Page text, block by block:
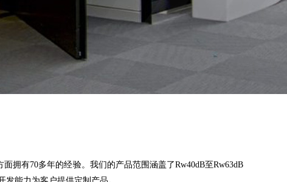
拥有70多年的经验。我们的产品范围涵盖了Rw40dB至Rw63dB